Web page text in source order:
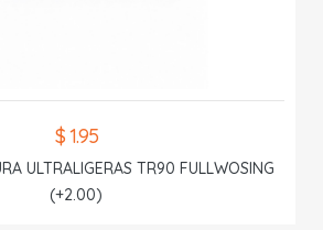
$ 1.95
ULTRALIGERAS TR90 FULLWOSING
(+2.00)